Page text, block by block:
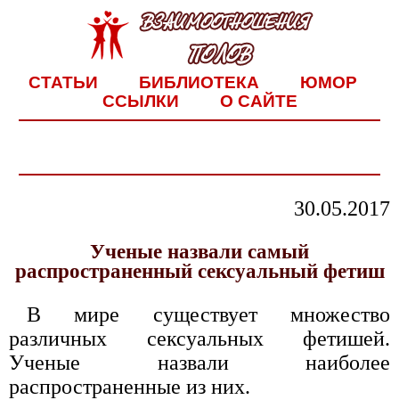
СТАТЬИ БИБЛИОТЕКА
ЮМОР
ССЫЛКИ
О САЙТЕ
30.05.2017
Ученые назвали самый
распространенный сексуальный фетиш
В мире существует множество
различных сексуальных фетишей.
Ученые назвали наиболее
распространенные из них.